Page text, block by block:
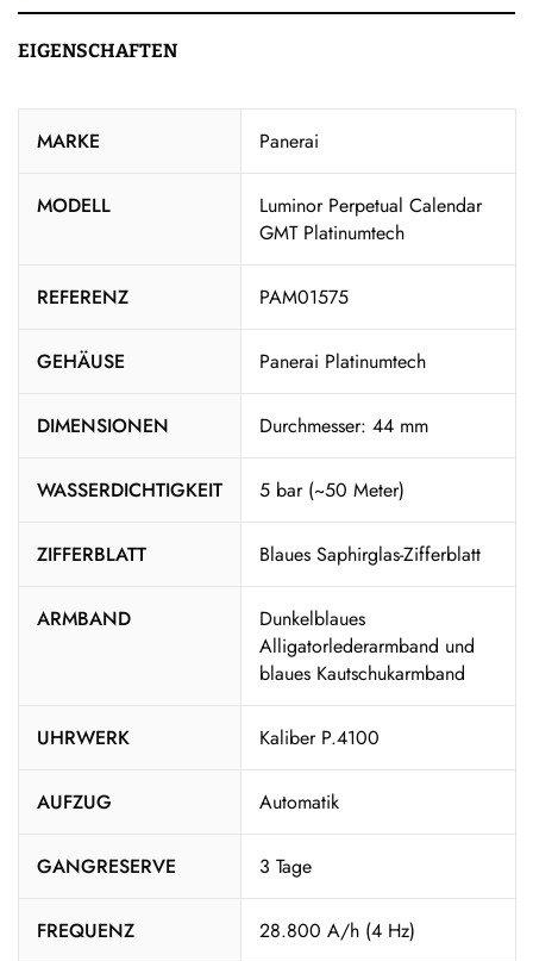
EIGENSCHAFTEN
MARKE Panerai
MODELL
Luminor Perpetual Calendar
GMT Platinumtech
REFERENZ PAM01575
GEHÄUSE Panerai Platinumtech
DIMENSIONEN Durchmesser: 44 mm
WASSERDICHTIGKEIT 5 bar (~50 Meter)
ZIFFERBLATT Blaues Saphirglas-Zifferblatt
ARMBAND
Dunkelblaues
Alligatorlederarmband und
blaues Kautschukarmband
UHRWERK Kaliber P.4100
AUFZUG Automatik
GANGRESERVE 3 Tage
FREQUENZ 28.800 A/h (4 Hz)